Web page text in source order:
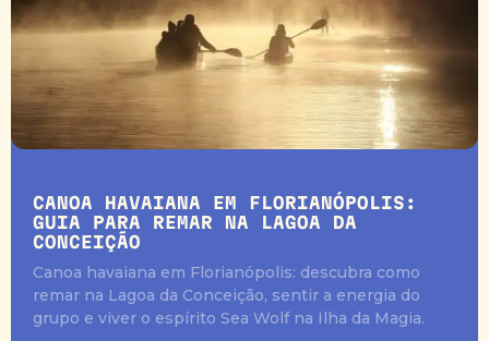
CANOA HAVAIANA EM FLORIANÓPOLIS:
GUIA PARA REMAR NA LAGOA DA
CONCEIÇÃO
Canoa havaiana em Florianópolis: descubra como
remar na Lagoa da Conceição, sentir a energia do
grupo e viver o espírito Sea Wolf na Ilha da Magia.